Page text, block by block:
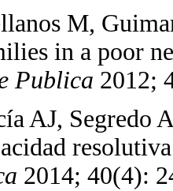
M,
in a poor
Publica 2012;
AJ, Segredo
2014; 40(4):